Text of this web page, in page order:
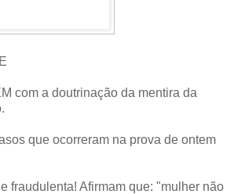
com a doutrinação da mentira da
que ocorreram na prova de ontem
fraudulenta! Afirmam que: "mulher não